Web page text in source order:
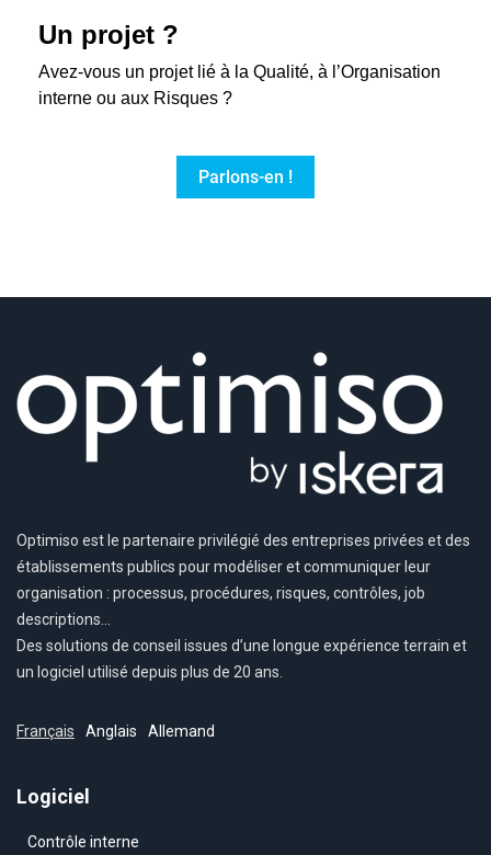
Un projet ?
Avez-vous un projet lié à la Qualité, à l’Organisation
interne ou aux Risques ?
Parlons-en !
Optimiso est le partenaire privilégié des entreprises privées et des
établissements publics pour modéliser et communiquer leur
organisation : processus, procédures, risques, contrôles, job
descriptions…
Des solutions de conseil issues d’une longue expérience terrain et
un logiciel utilisé depuis plus de 20 ans.
Français Anglais Allemand
Logiciel
Contrôle interne